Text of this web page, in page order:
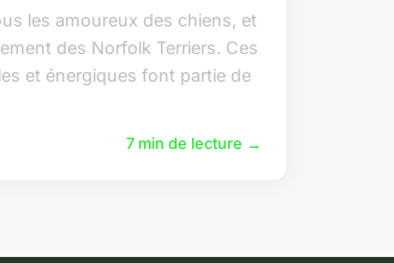
les amoureux des chiens, et
des Norfolk Terriers. Ces
et énergiques font partie de
7 min de lecture →